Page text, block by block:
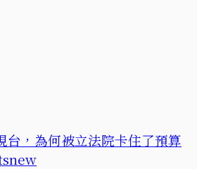
台，為何被立法院卡住了預算